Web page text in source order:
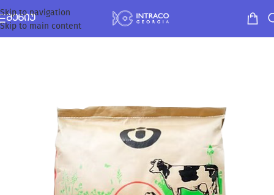
Skip to navigation
Skip to main content
ᲛᲔᲜᲘᲣ